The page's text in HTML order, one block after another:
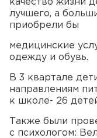
качество жизни
лучшего, а
приобрели бы
медицинские
одежду и обувь.
В 3 квартале
направлениям
к школе- 26
Также были
с психологом: